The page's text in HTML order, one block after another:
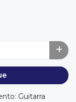
Guitarra